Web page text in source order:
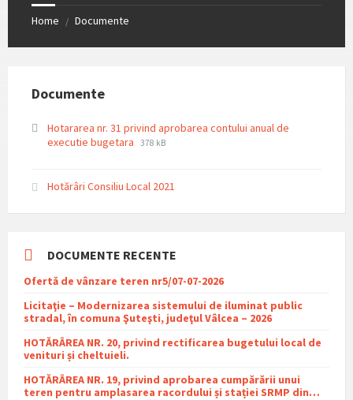
Home / Documente
Documente
Hotararea nr. 31 privind aprobarea contului anual de
executie bugetara File
File
378 kB
Hotărâri Consiliu Local 2021
DOCUMENTE RECENTE
Ofertă de vânzare teren nr5/07-07-2026
Licitaţie – Modernizarea sistemului de iluminat public
stradal, în comuna Şuteşti, judeţul Vâlcea – 2026
HOTĂRÂREA NR. 20, privind rectificarea bugetului local de
venituri și cheltuieli.
HOTĂRÂREA NR. 19, privind aprobarea cumpărării unui
teren pentru amplasarea racordului și stației SRMP din